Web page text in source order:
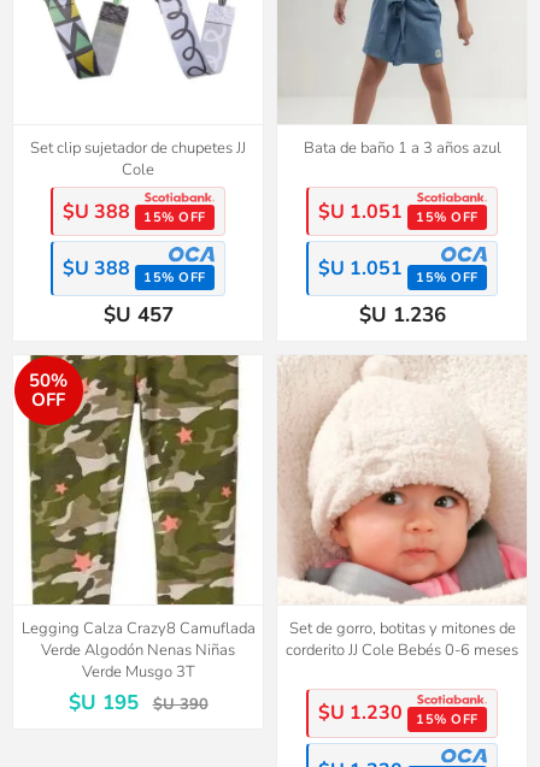
Set clip sujetador de chupetes JJ
Cole
$U 388 15% OFF
$U 388 15% OFF
$U 457
Bata de baño 1 a 3 años azul
$U 1.051 15% OFF
$U 1.051 15% OFF
$U 1.236
50%
OFF
Legging Calza Crazy8 Camuflada
Verde Algodón Nenas Niñas
Verde Musgo 3T
$U 195 $U 390
Set de gorro, botitas y mitones de
corderito JJ Cole Bebés 0-6 meses
$U 1.230 15% OFF